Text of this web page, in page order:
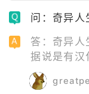
问：奇异
答：奇异人
据说是有汉
是中文的了
可以帮助到